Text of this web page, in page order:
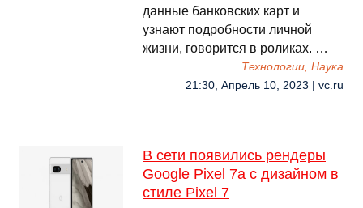
данные банковских карт и
узнают подробности личной
жизни, говорится в роликах. …
Технологии, Наука
21:30, Апрель 10, 2023 | vc.ru
В сети появились рендеры
Google Pixel 7a с дизайном в
стиле Pixel 7